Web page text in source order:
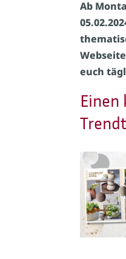
Ab
euch
Einen